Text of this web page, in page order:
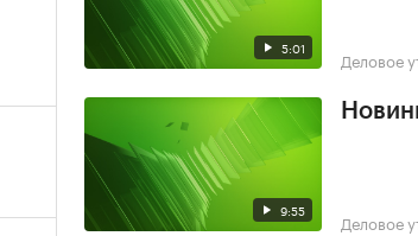
5:01 Деловое
9:55 Деловое